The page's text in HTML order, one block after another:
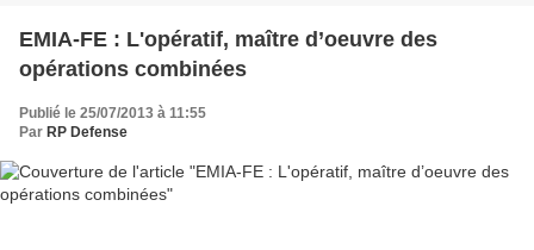
EMIA-FE : L'opératif, maître d’oeuvre des
opérations combinées
Publié le 25/07/2013 à 11:55
Par RP Defense